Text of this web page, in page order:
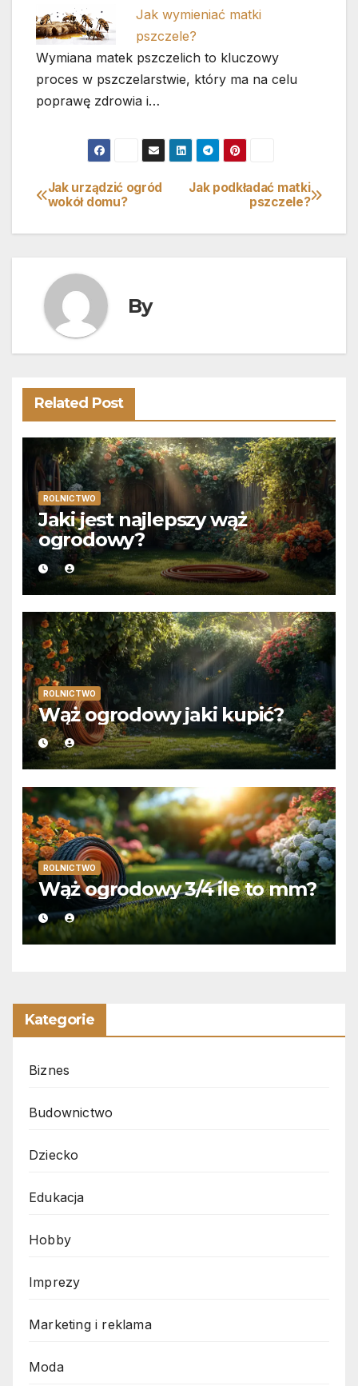
Jak wymieniać matki
pszczele?
Wymiana matek pszczelich to kluczowy
proces w pszczelarstwie, który ma na celu
poprawę zdrowia i…
Nawigacja
wpisu
Jak podkładać matki
pszczele?
Jak urządzić ogród
wokół domu?
By
Related Post
ROLNICTWO
Jaki jest najlepszy wąż
ogrodowy?
ROLNICTWO
Wąż ogrodowy jaki kupić?
ROLNICTWO
Wąż ogrodowy 3/4 ile to mm?
Kategorie
Biznes
Budownictwo
Dziecko
Edukacja
Hobby
Imprezy
Marketing i reklama
Moda